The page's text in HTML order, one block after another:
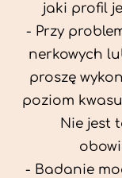
jaki profil
- Przy
nerkowych
proszę
poziom
Nie jest
- Badanie